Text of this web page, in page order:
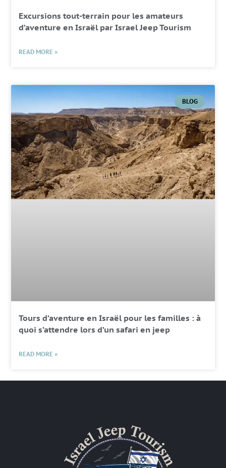
Excursions tout-terrain pour les amateurs
d’aventure en Israël par Israel Jeep Tourism
READ MORE »
BLOG
Tours d’aventure en Israël pour les familles : à
quoi s’attendre lors d’un safari en jeep
READ MORE »